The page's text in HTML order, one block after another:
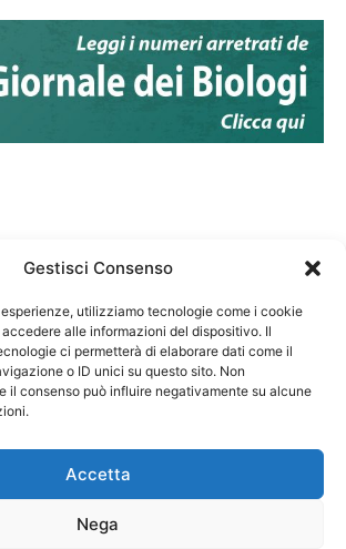
Gestisci Consenso
utilizziamo tecnologie come i cookie
alle informazioni del dispositivo. Il
ci permetterà di elaborare dati come il
o ID unici su questo sito. Non
il consenso può influire negativamente su alcune
Accetta
Nega
Nazionale Degli Ordini dei Biologi:
fiscale 80069130583
sito internet www.fnob.it: